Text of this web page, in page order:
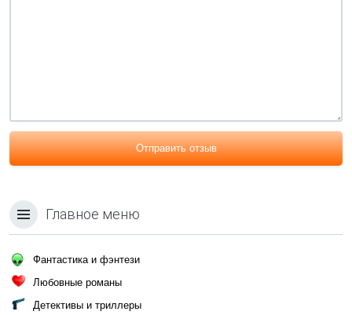
Отправить отзыв
Главное меню
Фантастика и фэнтези
Любовные романы
Детективы и триллеры